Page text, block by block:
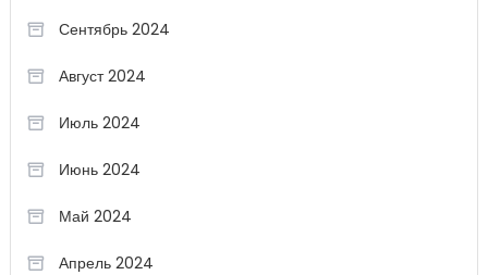
Сентябрь 2024
Август 2024
Июль 2024
Июнь 2024
Май 2024
Апрель 2024